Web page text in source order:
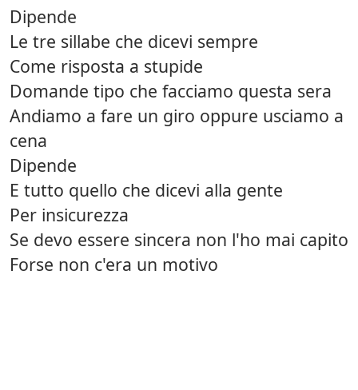
Dipende
Le tre sillabe che dicevi sempre
Come risposta a stupide
Domande tipo che facciamo questa sera
Andiamo a fare un giro oppure usciamo a
cena
Dipende
E tutto quello che dicevi alla gente
Per insicurezza
Se devo essere sincera non l'ho mai capito
Forse non c'era un motivo